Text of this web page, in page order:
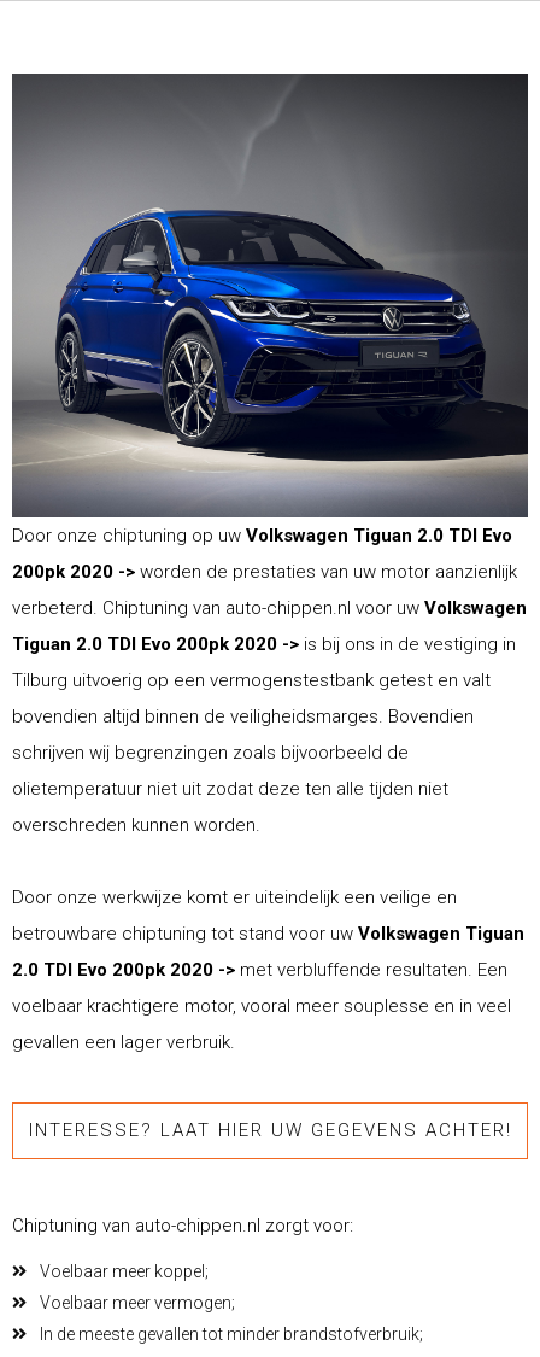
Door onze chiptuning op uw Volkswagen Tiguan 2.0 TDI Evo
200pk 2020 -> worden de prestaties van uw motor aanzienlijk
verbeterd. Chiptuning van auto-chippen.nl voor uw Volkswagen
Tiguan 2.0 TDI Evo 200pk 2020 -> is bij ons in de vestiging in
Tilburg uitvoerig op een vermogenstestbank getest en valt
bovendien altijd binnen de veiligheidsmarges. Bovendien
schrijven wij begrenzingen zoals bijvoorbeeld de
olietemperatuur niet uit zodat deze ten alle tijden niet
overschreden kunnen worden.
Door onze werkwijze komt er uiteindelijk een veilige en
betrouwbare chiptuning tot stand voor uw Volkswagen Tiguan
2.0 TDI Evo 200pk 2020 -> met verbluffende resultaten. Een
voelbaar krachtigere motor, vooral meer souplesse en in veel
gevallen een lager verbruik.
INTERESSE? LAAT HIER UW GEGEVENS ACHTER!
Chiptuning van auto-chippen.nl zorgt voor:
Voelbaar meer koppel;
Voelbaar meer vermogen;
In de meeste gevallen tot minder brandstofverbruik;